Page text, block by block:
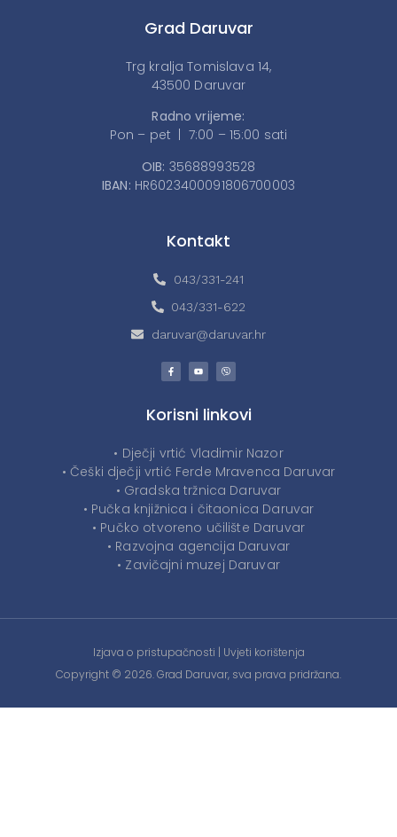
Grad Daruvar
Trg kralja Tomislava 14,
43500 Daruvar
Radno vrijeme:
Pon – pet | 7:00 – 15:00 sati
OIB: 35688993528
IBAN: HR6023400091806700003
Kontakt
043/331-241
043/331-622
daruvar@daruvar.hr
Korisni linkovi
• Dječji vrtić Vladimir Nazor
• Češki dječji vrtić Ferde Mravenca Daruvar
• Gradska tržnica Daruvar
• Pučka knjižnica i čitaonica Daruvar
• Pučko otvoreno učilište Daruvar
• Razvojna agencija Daruvar
• Zavičajni muzej Daruvar
Izjava o pristupačnosti | Uvjeti korištenja
Copyright © 2026. Grad Daruvar, sva prava pridržana.